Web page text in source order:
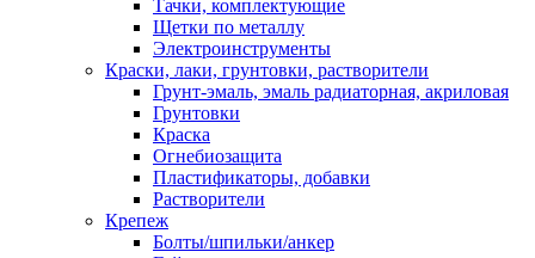
Тачки, комплектующие
Щетки по металлу
Электроинструменты
Краски, лаки, грунтовки, растворители
Грунт-эмаль, эмаль радиаторная, акриловая
Грунтовки
Краска
Огнебиозащита
Пластификаторы, добавки
Растворители
Крепеж
Болты/шпильки/анкер